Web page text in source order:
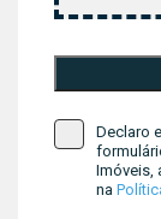
Declaro
Imóveis,
na